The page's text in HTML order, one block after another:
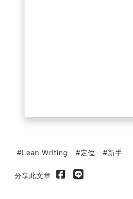
Lean Writing 定位 新手
分享此文章